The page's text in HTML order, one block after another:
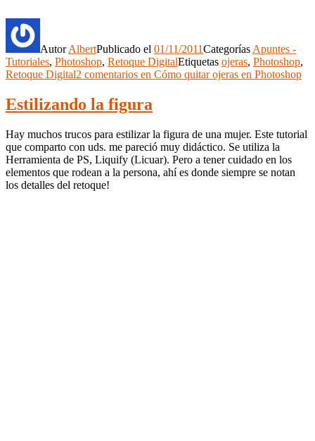
AutorAlbertPublicado el 01/11/2011Categorías Apuntes -
Tutoriales, Photoshop, Retoque DigitalEtiquetas ojeras, Photoshop,
Retoque Digital2 comentarios en Cómo quitar ojeras en Photoshop
Estilizando la figura
Hay muchos trucos para estilizar la figura de una mujer. Este tutorial
que comparto con uds. me pareció muy didáctico. Se utiliza la
Herramienta de PS, Liquify (Licuar). Pero a tener cuidado en los
elementos que rodean a la persona, ahí es donde siempre se notan
los detalles del retoque!